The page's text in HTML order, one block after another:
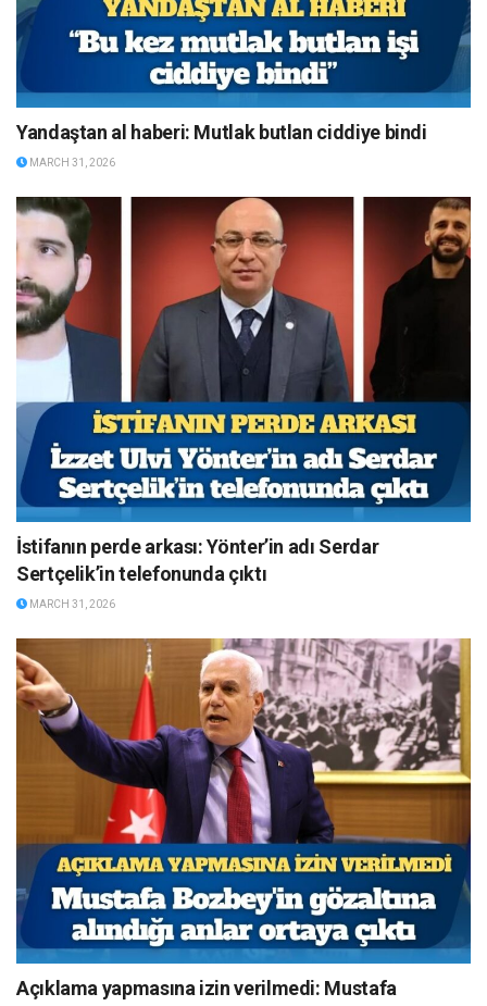
Yandaştan al haberi: Mutlak butlan ciddiye bindi
MARCH 31, 2026
İstifanın perde arkası: Yönter’in adı Serdar
Sertçelik’in telefonunda çıktı
MARCH 31, 2026
Açıklama yapmasına izin verilmedi: Mustafa